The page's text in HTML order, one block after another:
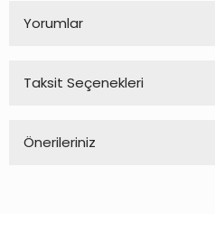
Yorumlar
Taksit Seçenekleri
Önerileriniz